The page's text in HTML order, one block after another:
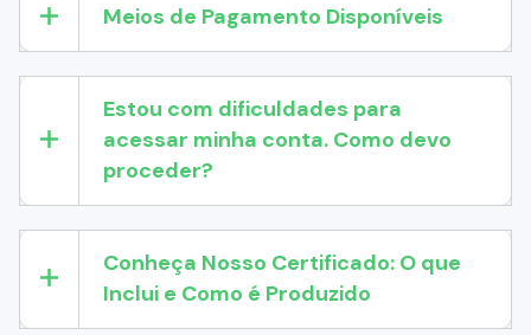
Meios de Pagamento Disponíveis
Estou com dificuldades para
acessar minha conta. Como devo
proceder?
Conheça Nosso Certificado: O que
Inclui e Como é Produzido